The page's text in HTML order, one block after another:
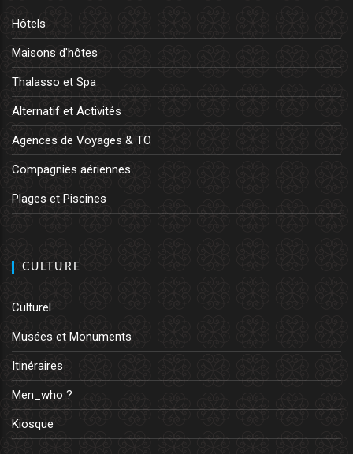
Hôtels
Maisons d'hôtes
Thalasso et Spa
Alternatif et Activités
Agences de Voyages & TO
Compagnies aériennes
Plages et Piscines
CULTURE
Culturel
Musées et Monuments
Itinéraires
Men_who ?
Kiosque